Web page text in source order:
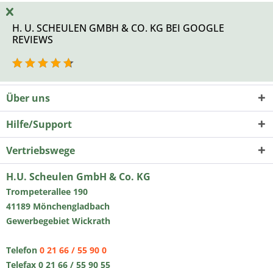
H. U. SCHEULEN GMBH & CO. KG BEI GOOGLE
REVIEWS
Über uns
Hilfe/Support
Vertriebswege
H.U. Scheulen GmbH & Co. KG
Trompeterallee 190
41189 Mönchengladbach
Gewerbegebiet Wickrath
Telefon 0 21 66 / 55 90 0
Telefax 0 21 66 / 55 90 55